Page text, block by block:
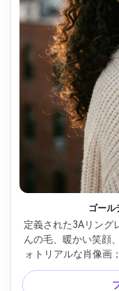
ゴール
定義された3Aリング
んの毛、暖かい笑顔
ォトリアルな肖像画
金色のフープを着て
込む街の屋上に立